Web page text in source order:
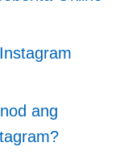
ang